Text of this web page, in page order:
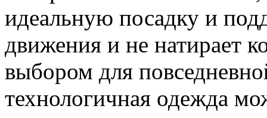
идеальную посадку и
движения и не натирает
выбором для
технологичная одежда